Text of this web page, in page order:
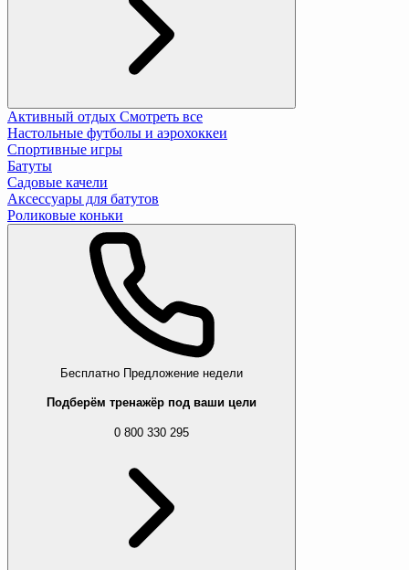
Активный отдых Смотреть все
Настольные футболы и аэрохоккеи
Спортивные игры
Батуты
Садовые качели
Аксессуары для батутов
Роликовые коньки
Бесплатно Предложение недели
Подберём тренажёр под ваши цели
0 800 330 295